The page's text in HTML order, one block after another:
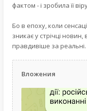
фактом - і зробила її
Бо в епоху, коли
зникає у стрічці новин,
правдивіше за реальні.
Вложения